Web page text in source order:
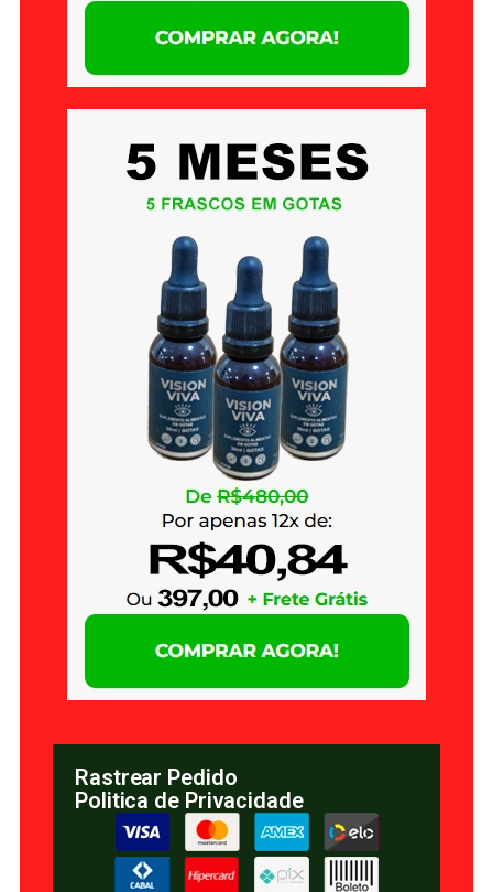
Rastrear Pedido
Politica de Privacidade